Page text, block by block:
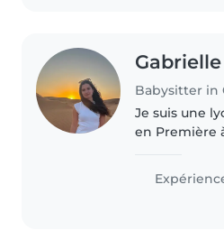
Gabrielle
Babysitter in
Je suis une
en Première
baby-sitting
deux
des élèves